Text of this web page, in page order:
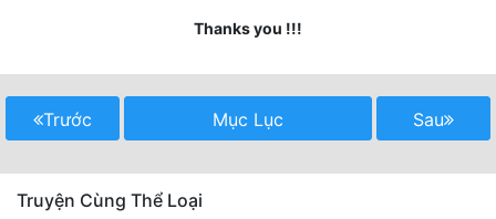
Mạt Thế
Mỹ Thực
Ngược
Thanks you !!!
Trước Mục Lục Sau
Truyện Cùng Thể Loại